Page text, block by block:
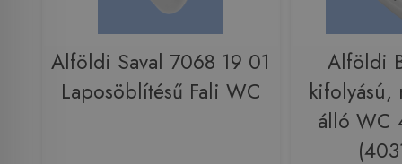
Alföldi Saval 7068 19 01
Laposöblítésű Fali WC
Alföldi
kifolyású,
álló WC